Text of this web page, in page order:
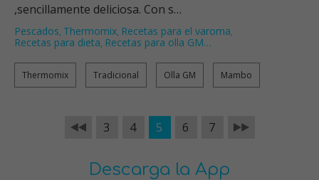
,sencillamente deliciosa. Con s…
Pescados, Thermomix, Recetas para el varoma,
Recetas para dieta, Recetas para olla GM…
Thermomix Tradicional Olla GM Mambo
3 4 5 6 7
Descarga la App